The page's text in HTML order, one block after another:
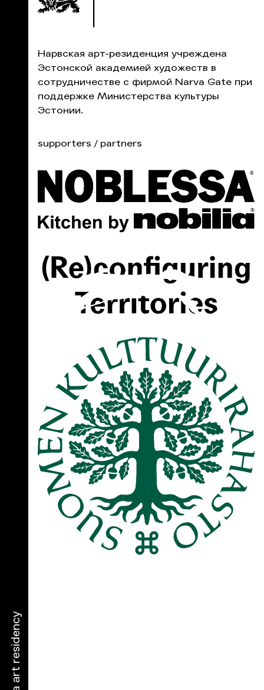
narva art residency
Нарвская aрт-pезиденция учреждена
Эстонской академией художеств в
сотрудничестве с фирмой Narva Gate при
поддержке Министерства культуры
Эстонии.
supporters / partners